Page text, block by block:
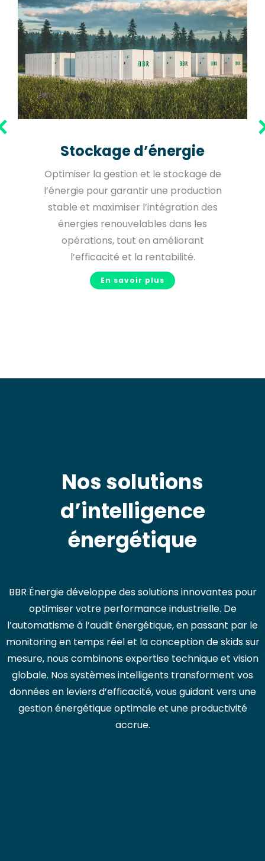
Stockage d’énergie
Optimiser la gestion et le stockage de
l’énergie pour garantir une production
stable et maximiser l’intégration des
énergies renouvelables dans les
opérations, tout en améliorant
l’efficacité et la rentabilité.
En savoir plus
Nos solutions
d’intelligence
énergétique
BBR Énergie développe des solutions innovantes pour
optimiser votre performance industrielle. De
l’automatisme à l’audit énergétique, en passant par le
monitoring en temps réel et la conception de skids sur
mesure, nous combinons expertise technique et vision
globale. Nos systèmes intelligents transforment vos
données en leviers d’efficacité, vous guidant vers une
gestion énergétique optimale et une productivité
accrue.